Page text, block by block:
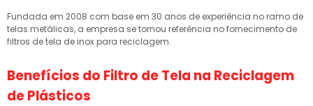
Fundada em 2008 com base em 30 anos de experiência no ramo de
telas metálicas, a empresa se tornou referência no fornecimento de
filtros de tela de inox para reciclagem.
Benefícios do Filtro de Tela na Reciclagem
de Plásticos